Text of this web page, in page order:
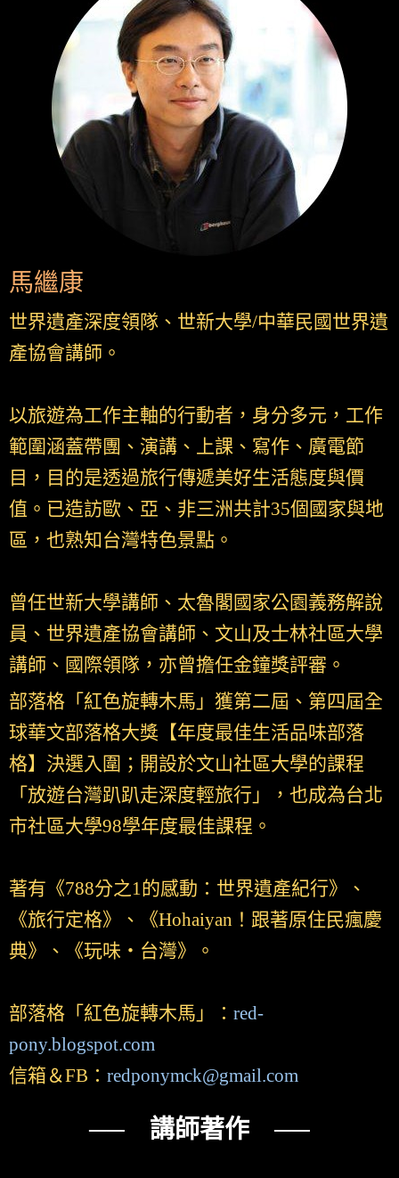
馬繼康
世界遺產深度領隊、世新大學/中華民國世界遺
產協會講師。
以旅遊為工作主軸的行動者，身分多元，工作
範圍涵蓋帶團、演講、上課、寫作、廣電節
目，目的是透過旅行傳遞美好生活態度與價
值。已造訪歐、亞、非三洲共計35個國家與地
區，也熟知台灣特色景點。
曾任世新大學講師、太魯閣國家公園義務解說
員、世界遺產協會講師、文山及士林社區大學
講師、國際領隊，亦曾擔任金鐘獎評審。
部落格「紅色旋轉木馬」獲第二屆、第四屆全
球華文部落格大獎【年度最佳生活品味部落
格】決選入圍；開設於文山社區大學的課程
「放遊台灣趴趴走深度輕旅行」，也成為台北
市社區大學98學年度最佳課程。
著有《788分之1的感動：世界遺產紀行》、
《旅行定格》、《Hohaiyan！跟著原住民瘋慶
典》、《玩味‧台灣》。
部落格「紅色旋轉木馬」： red-
pony.blogspot.com
信箱＆FB： redponymck@gmail.com
── 講師著作 ──